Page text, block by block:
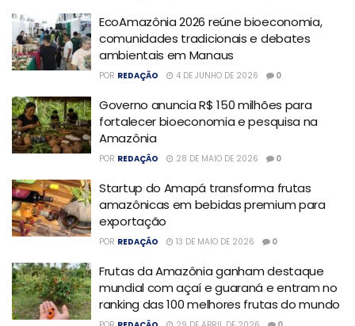
EcoAmazônia 2026 reúne bioeconomia,
comunidades tradicionais e debates
ambientais em Manaus
POR REDAÇÃO 4 DE JUNHO DE 2026 0
Governo anuncia R$ 150 milhões para
fortalecer bioeconomia e pesquisa na
Amazônia
POR REDAÇÃO 28 DE MAIO DE 2026 0
Startup do Amapá transforma frutas
amazônicas em bebidas premium para
exportação
POR REDAÇÃO 13 DE MAIO DE 2026 0
Frutas da Amazônia ganham destaque
mundial com açaí e guaraná e entram no
ranking das 100 melhores frutas do mundo